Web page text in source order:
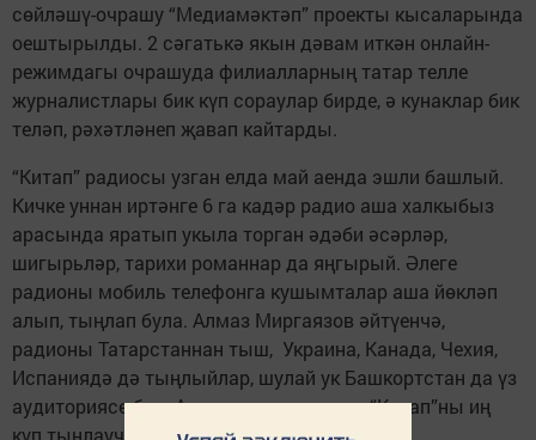
сөйләшү-очрашу “Медиамәктәп” проекты кысаларында
оештырылды. 2 сәгатькә якын дәвам иткән онлайн-
режимдагы очрашуда филиалларның татар телле
журналистлары бик күп сораулар бирде, ә кунаклар бик
теләп, рәхәтләнеп җавап кайтарды.
“Китап” радиосы узган елда май аенда эшли башлый.
Кичке уннан иртәнге 6 га кадәр радио аша халкыбыз
арасында яратып укыла торган әдәби әсәрләр,
шигырьләр, тарихи романнар да яңгырый. Әлеге
радионы мобиль телефонга кушымталар аша йөкләп
алып, тыңлап була. Алмаз Миргаязов әйтүенчә,
радионы Татарстаннан тыш, Украина, Канада, Чехия,
Испаниядә дә тыңлыйлар, шулай ук Башкортстан да үз
аудиториясе бар. Аудитория дигәннән, “Китап”ны иң